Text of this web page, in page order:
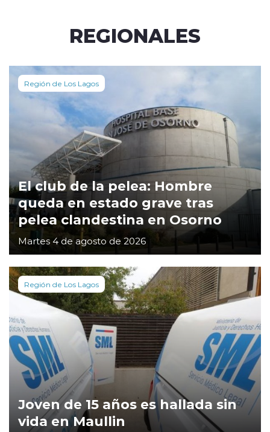
REGIONALES
Región de Los Lagos
El club de la pelea: Hombre
queda en estado grave tras
pelea clandestina en Osorno
Martes 4 de agosto de 2026
Región de Los Lagos
Joven de 15 años es hallada sin
vida en Maullin